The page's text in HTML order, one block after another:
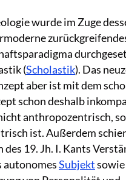
wurde im Zuge
(Scholastik). Das
aber ist mit dem
schon deshalb
anthropozentrisch,
ist. Außerdem
des 19. Jh. I. Kants
autonomesSubjekt